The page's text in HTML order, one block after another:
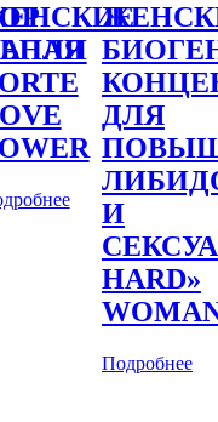
ДЛЯ
И
HARD»
Подробнее